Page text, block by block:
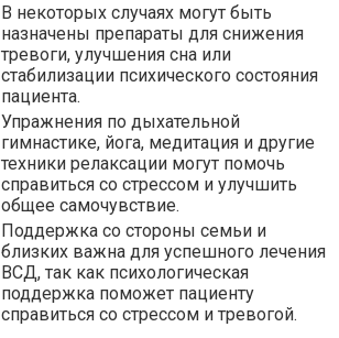
В некоторых случаях могут быть
назначены препараты для снижения
тревоги, улучшения сна или
стабилизации психического состояния
пациента.
Упражнения по дыхательной
гимнастике, йога, медитация и другие
техники релаксации могут помочь
справиться со стрессом и улучшить
общее самочувствие.
Поддержка со стороны семьи и
близких важна для успешного лечения
ВСД, так как психологическая
поддержка поможет пациенту
справиться со стрессом и тревогой.